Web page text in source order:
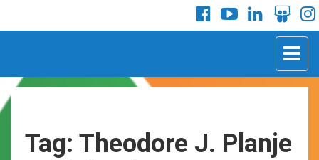
Toggle
Tag: Theodore J. Planje